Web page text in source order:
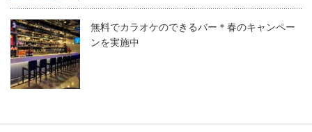
無料でカラオケのできるバー＊春のキャンペー
ンを実施中